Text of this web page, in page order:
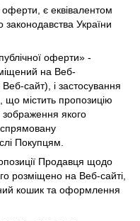
оферти, є еквівалентом
законодавства України
оферти» -
на Веб-
Веб-сайт), і застосування
що містить пропозицію
якого
Покупцям.
Продавця щодо
розміщено на Веб-сайті,
кошик та оформлення